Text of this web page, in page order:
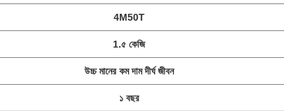
4M50T
1.৫ কেজি
উচ্চ মানের কম দাম দীর্ঘ জীবন
১ বছর